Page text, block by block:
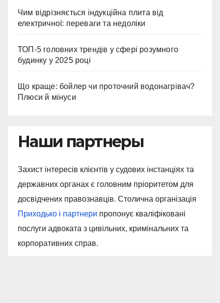
Чим відрізняється індукційна плита від
електричної: переваги та недоліки
ТОП-5 головних трендів у сфері розумного
будинку у 2025 році
Що краще: бойлер чи проточний водонагрівач?
Плюси й мінуси
Наши партнеры
Захист інтересів клієнтів у судових інстанціях та
державних органах є головним пріоритетом для
досвідчених правознавців. Столична організація
Приходько і партнери пропонує кваліфіковані
послуги адвоката з цивільних, кримінальних та
корпоративних справ.